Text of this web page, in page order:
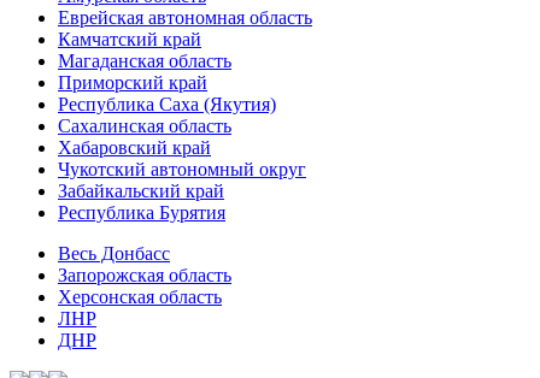
Еврейская автономная область
Камчатский край
Магаданская область
Приморский край
Республика Саха (Якутия)
Сахалинская область
Хабаровский край
Чукотский автономный округ
Забайкальский край
Республика Бурятия
Весь Донбасс
Запорожская область
Херсонская область
ЛНР
ДНР